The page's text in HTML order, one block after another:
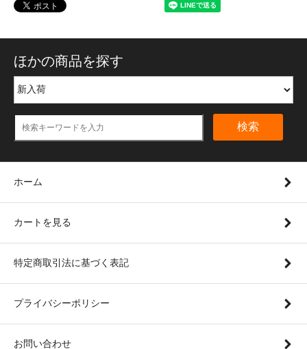
ほかの商品を探す
検索
ホーム
カートを見る
特定商取引法に基づく表記
プライバシーポリシー
お問い合わせ